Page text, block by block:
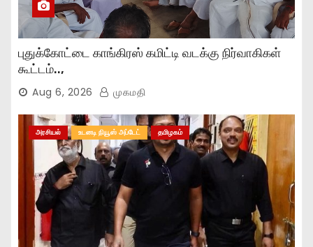
புதுக்கோட்டை காங்கிரஸ் கமிட்டி வடக்கு நிர்வாகிகள்
கூட்டம்..,
Aug 6, 2026 முகமதி
அரசியல் உடனடி நியூஸ் அப்டேட் தமிழகம்